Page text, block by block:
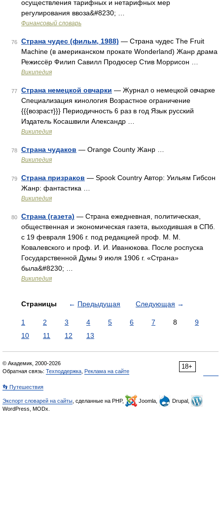
осуществления тарифных и нетарифных мер
регулирования ввоза&#8230; …
Финансовый словарь
76 Страна чудес (фильм, 1988) — Страна чудес The Fruit
Machine (в американском прокате Wonderland) Жанр драма
Режиссёр Филип Савилл Продюсер Стив Моррисон …
Википедия
77 Страна немецкой овчарки — Журнал о немецкой овчарке
Специализация кинология Возрастное ограничение
{{{возраст}}} Периодичность 6 раз в год Язык русский
Издатель Косашвили Александр …
Википедия
78 Страна чудаков — Orange County Жанр …
Википедия
79 Страна призраков — Spook Country Автор: Уильям Гибсон
Жанр: фантастика …
Википедия
80 Страна (газета) — Страна ежедневная, политическая,
общественная и экономическая газета, выходившая в СПб.
с 19 февраля 1906 г. под редакцией проф. М. М.
Ковалевского и проф. И. И. Иванюкова. После роспуска
Государственной Думы 9 июля 1906 г. «Страна»
была&#8230; …
Википедия
Страницы ← Предыдущая Следующая →
1 2 3 4 5 6 7 8
9
10
11 12 13
18+
© Академик, 2000-2026
Обратная связь: Техподдержка Реклама на сайте
👣 Путешествия
Экспорт словарей на сайты , сделанные на PHP, Joomla,
Drupal,
WordPress, MODx.